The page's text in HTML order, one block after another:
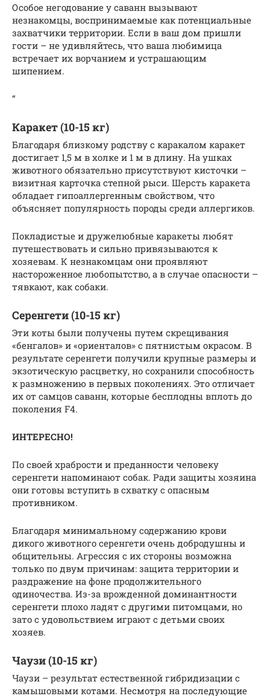
Особое негодование у саванн вызывают
незнакомцы, воспринимаемые как потенциальные
захватчики территории. Если в ваш дом пришли
гости – не удивляйтесь, что ваша любимица
встречает их ворчанием и устрашающим
шипением.
“
Каракет (10-15 кг)
Благодаря близкому родству с каракалом каракет
достигает 1,5 м в холке и 1 м в длину. На ушках
животного обязательно присутствуют кисточки –
визитная карточка степной рыси. Шерсть каракета
обладает гипоаллергенным свойством, что
объясняет популярность породы среди аллергиков.
Покладистые и дружелюбные каракеты любят
путешествовать и сильно привязываются к
хозяевам. К незнакомцам они проявляют
настороженное любопытство, а в случае опасности –
тявкают, как собаки.
Серенгети (10-15 кг)
Эти коты были получены путем скрещивания
«бенгалов» и «ориенталов» с пятнистым окрасом. В
результате серенгети получили крупные размеры и
экзотическую расцветку, но сохранили способность
к размножению в первых поколениях. Это отличает
их от самцов саванн, которые бесплодны вплоть до
поколения F4.
ИНТЕРЕСНО!
По своей храбрости и преданности человеку
серенгети напоминают собак. Ради защиты хозяина
они готовы вступить в схватку с опасным
противником.
Благодаря минимальному содержанию крови
дикого животного серенгети очень добродушны и
общительны. Агрессия с их стороны возможна
только по двум причинам: защита территории и
раздражение на фоне продолжительного
одиночества. Из-за врожденной доминантности
серенгети плохо ладят с другими питомцами, но
зато с удовольствием играют с детьми своих
хозяев.
Чаузи (10-15 кг)
Чаузи – результат естественной гибридизации с
камышовыми котами. Несмотря на последующие